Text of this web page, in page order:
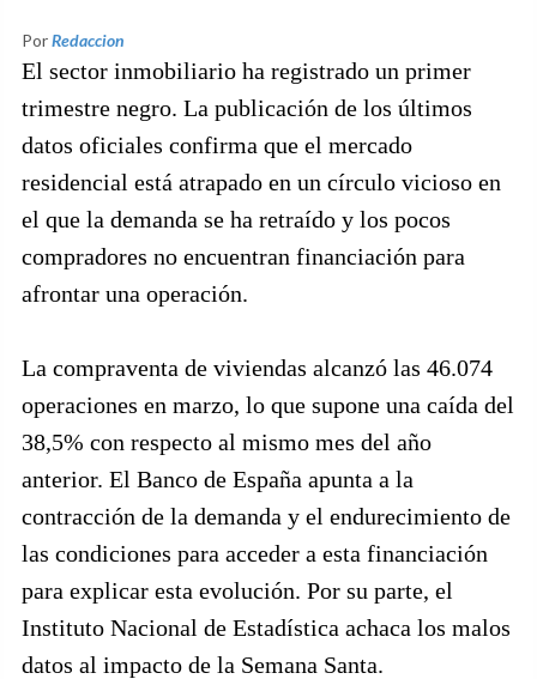
PorRedaccion
El sector inmobiliario ha registrado un primer
trimestre negro. La publicación de los últimos
datos oficiales confirma que el mercado
residencial está atrapado en un círculo vicioso en
el que la demanda se ha retraído y los pocos
compradores no encuentran financiación para
afrontar una operación.
La compraventa de viviendas alcanzó las 46.074
operaciones en marzo, lo que supone una caída del
38,5% con respecto al mismo mes del año
anterior. El Banco de España apunta a la
contracción de la demanda y el endurecimiento de
las condiciones para acceder a esta financiación
para explicar esta evolución. Por su parte, el
Instituto Nacional de Estadística achaca los malos
datos al impacto de la Semana Santa.